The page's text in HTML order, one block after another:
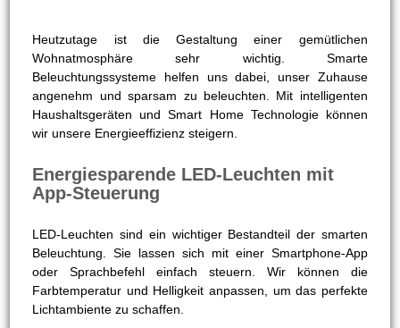
Heutzutage ist die Gestaltung einer gemütlichen
Wohnatmosphäre sehr wichtig. Smarte
Beleuchtungssysteme helfen uns dabei, unser Zuhause
angenehm und sparsam zu beleuchten. Mit intelligenten
Haushaltsgeräten und Smart Home Technologie können
wir unsere Energieeffizienz steigern.
Energiesparende LED-Leuchten mit
App-Steuerung
LED-Leuchten sind ein wichtiger Bestandteil der smarten
Beleuchtung. Sie lassen sich mit einer Smartphone-App
oder Sprachbefehl einfach steuern. Wir können die
Farbtemperatur und Helligkeit anpassen, um das perfekte
Lichtambiente zu schaffen.